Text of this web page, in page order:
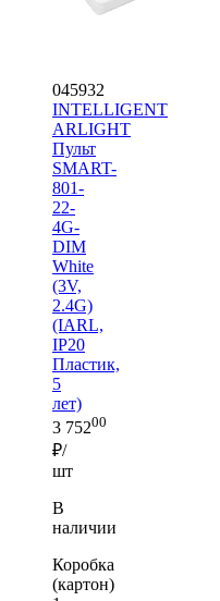
045932
INTELLIGENT
ARLIGHT
Пульт
SMART-
801-
22-
4G-
DIM
White
(3V,
2.4G)
(IARL,
IP20
Пластик,
5
лет)
3 75200
₽/
шт
В
наличии
Коробка
(картон)